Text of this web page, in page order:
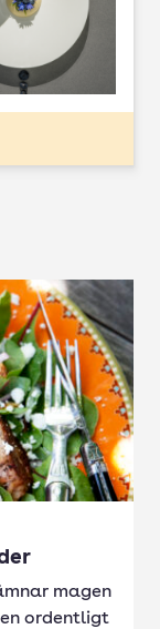
magen
ordentligt